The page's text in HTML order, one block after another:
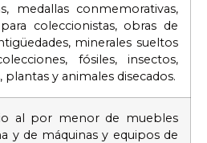
medallas conmemorativas,
coleccionistas, obras de
minerales sueltos
fósiles, insectos,
plantas y animales disecados.
al por menor de muebles
y de máquinas y equipos de